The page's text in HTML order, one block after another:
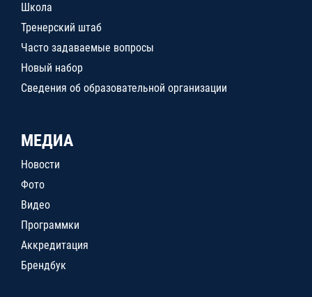
Школа
Тренерский штаб
Часто задаваемые вопросы
Новый набор
Сведения об образовательной организации
МЕДИА
Новости
Фото
Видео
Программки
Аккредитация
Брендбук